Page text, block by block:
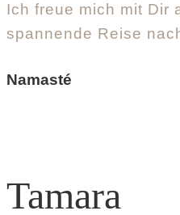
Ich freue mich mit Dir
spannende Reise
Namasté
Tamara